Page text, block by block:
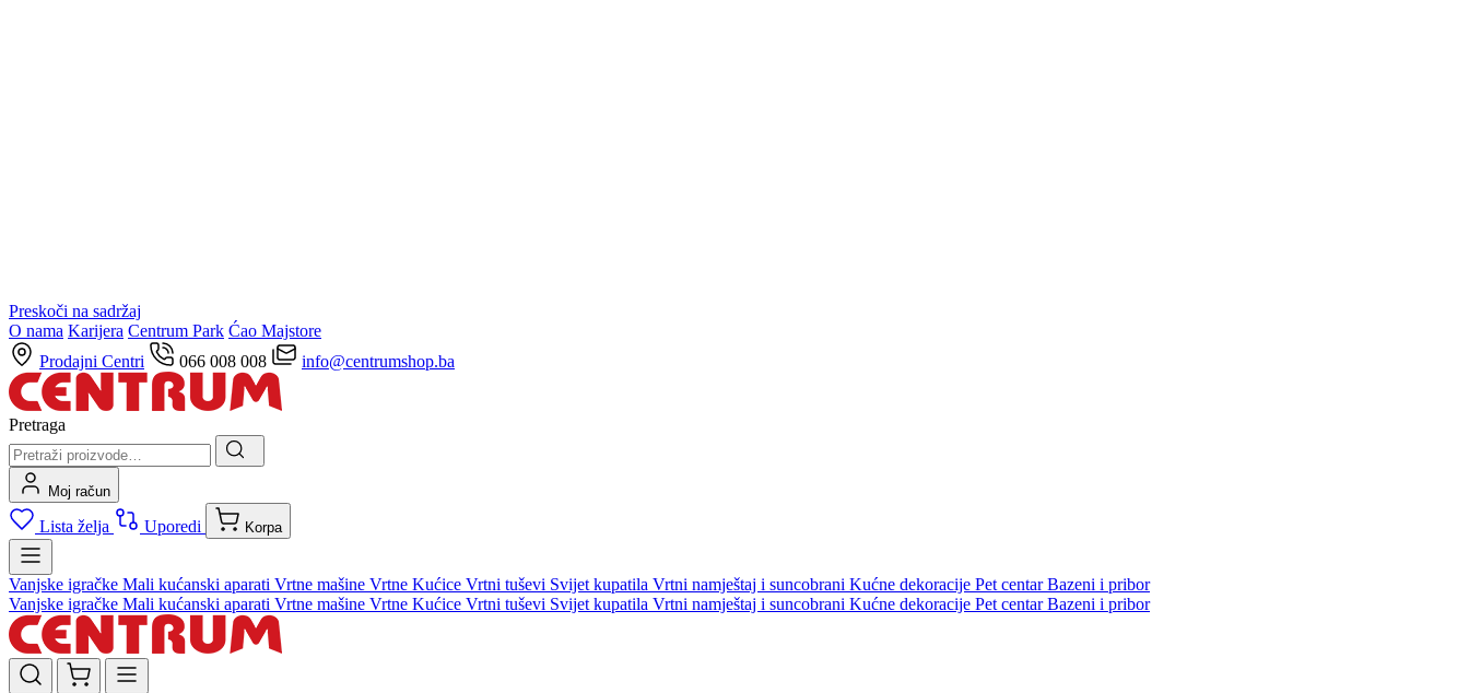
Preskoči na sadržaj
O nama Karijera Centrum Park Ćao Majstore
Prodajni Centri
066 008 008 info@centrumshop.ba
Pretraga
Moj račun
Lista želja Uporedi Korpa
Vanjske igračke Mali kućanski aparati Vrtne mašine Vrtne Kućice Vrtni tuševi Svijet kupatila Vrtni namještaj i suncobrani Kućne dekoracije Pet centarBazeni i pribor
Vanjske igračke Mali kućanski aparati Vrtne mašine Vrtne Kućice Vrtni tuševi Svijet kupatila Vrtni namještaj i suncobrani Kućne dekoracije Pet centarBazeni i pribor